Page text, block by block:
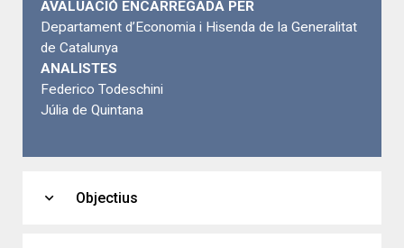
AVALUACIÓ ENCARREGADA PER
Departament d’Economia i Hisenda de la Generalitat
de Catalunya
ANALISTES
Federico Todeschini
Júlia de Quintana
expand_more Objectius